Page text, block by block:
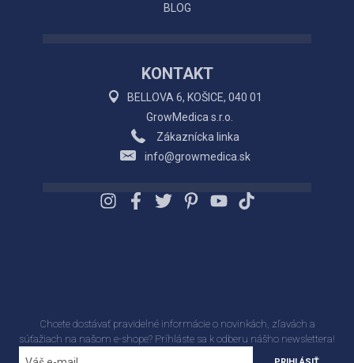
BLOG
KONTAKT
BELLOVA 6, KOŠICE, 040 01
GrowMedica s.r.o.
Zákaznícka linka
info@growmedica.sk
Chcete dostávať pravidelné informácie o novinkách, zľavách a
súťažiach na našom e-shope? Príhláste sa k odberu nášho newslettera!